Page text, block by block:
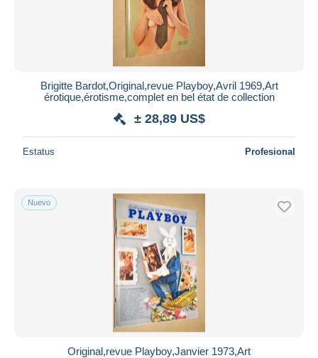
Brigitte Bardot,Original,revue Playboy,Avril 1969,Art
érotique,érotisme,complet en bel état de collection
± 28,89 US$
Estatus Profesional
Nuevo
Original,revue Playboy,Janvier 1973,Art